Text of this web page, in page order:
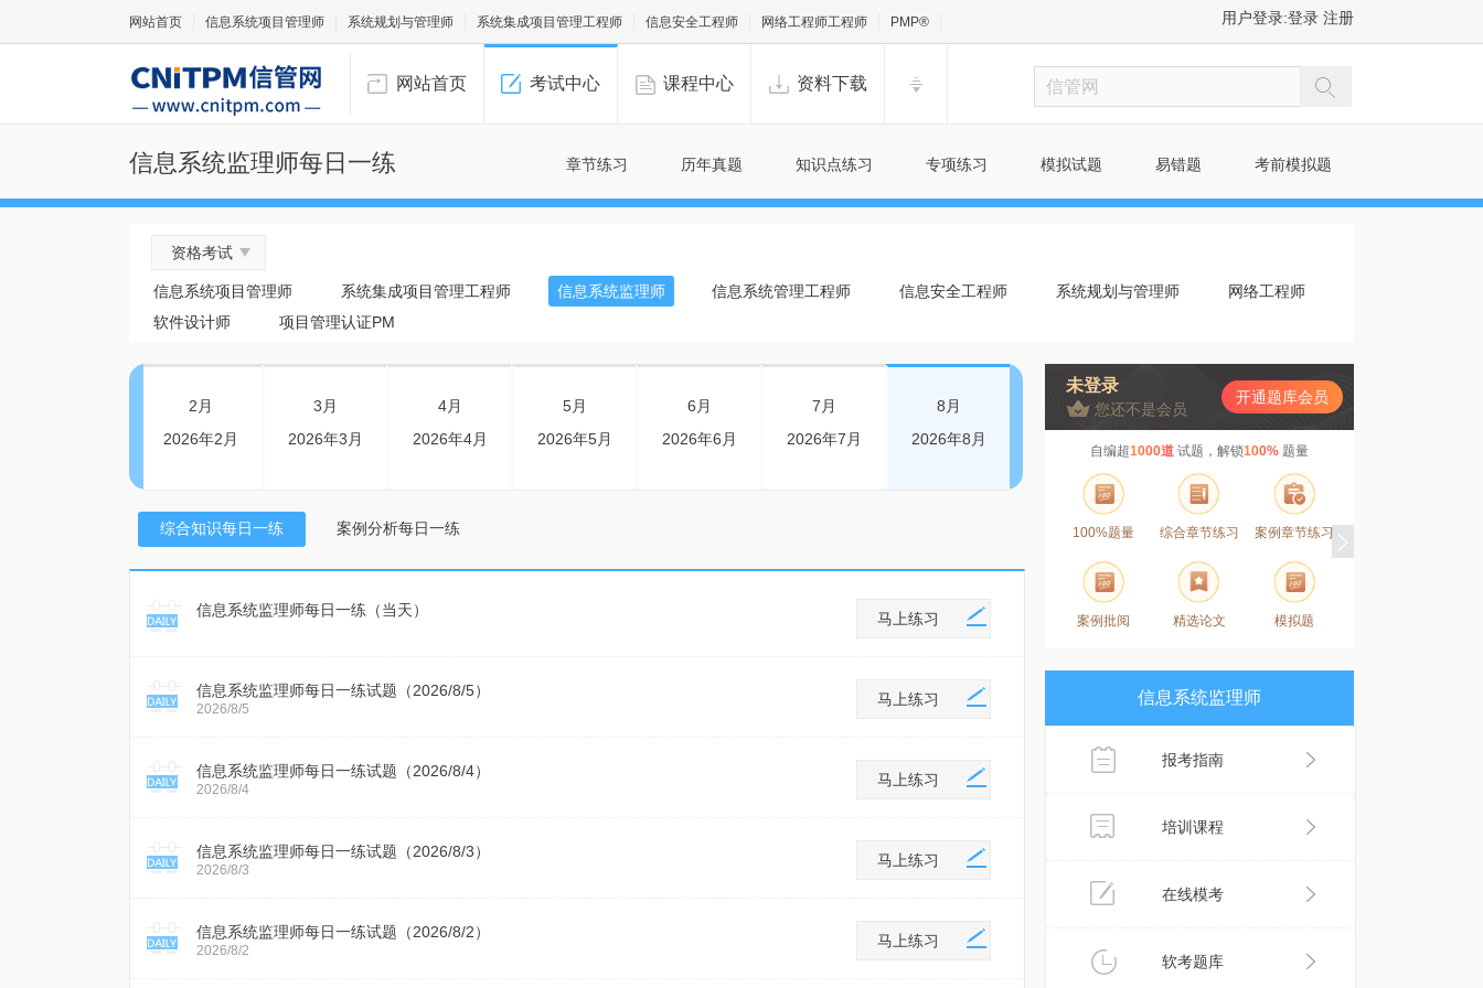
网站首页 信息系统项目管理师 系统规划与管理师 系统集成项目管理工程师 信息安全工程师 网络工程师工程师 PMP® 用户登录:登录 注册
网站首页 考试中心 课程中心 资料下载
信息系统监理师每日一练 章节练习 历年真题 知识点练习 专项练习 模拟试题 易错题 考前模拟题
资格考试
信息系统项目管理师 系统集成项目管理工程师 信息系统监理师 信息系统管理工程师 信息安全工程师 系统规划与管理师
网络工程师
软件设计师
项目管理认证PM
8月
2026年8月
7月
2026年7月
6月
2026年6月
5月
2026年5月
4月
2026年4月
3月
2026年3月
2月
2026年2月
综合知识每日一练 案例分析每日一练
信息系统监理师每日一练（当天） 马上练习
信息系统监理师每日一练试题（2026/8/5）
2026/8/5
马上练习
信息系统监理师每日一练试题（2026/8/4）
2026/8/4
马上练习
信息系统监理师每日一练试题（2026/8/3）
2026/8/3
马上练习
信息系统监理师每日一练试题（2026/8/2）
2026/8/2
马上练习
未登录
您还不是会员
开通题库会员
自编超1000道 试题，解锁100% 题量
100%题量 综合章节练习 案例章节练习
案例批阅 精选论文 模拟题
信息系统监理师
报考指南
培训课程
在线模考
软考题库